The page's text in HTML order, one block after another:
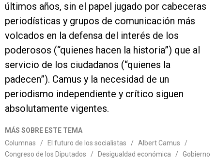
últimos años, sin el papel jugado por cabeceras
periodísticas y grupos de comunicación más
volcados en la defensa del interés de los
poderosos (“quienes hacen la historia”) que al
servicio de los ciudadanos (“quienes la
padecen”). Camus y la necesidad de un
periodismo independiente y crítico siguen
absolutamente vigentes.
MÁS SOBRE ESTE TEMA
Columnas
/ El futuro de los socialistas / Albert Camus
/
Congreso de los Diputados
/ Desigualdad económica /
Gobierno